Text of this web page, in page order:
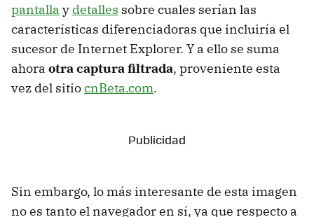
pantalla y detalles sobre cuales serían las
características diferenciadoras que incluiría el
sucesor de Internet Explorer. Y a ello se suma
ahora otra captura filtrada, proveniente esta
vez del sitiocnBeta.com.
Sin embargo, lo más interesante de esta imagen
no es tanto el navegador en sí, ya que respecto a